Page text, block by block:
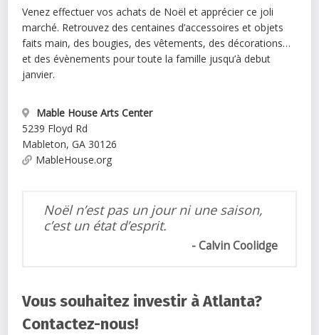
Venez effectuer vos achats de Noël et apprécier ce joli
marché. Retrouvez des centaines d’accessoires et objets
faits main, des bougies, des vêtements, des décorations…
et des évènements pour toute la famille jusqu’à debut
janvier.
Mable House Arts Center
5239 Floyd Rd
Mableton, GA 30126
MableHouse.org
Noël n’est pas un jour ni une saison,
c’est un état d’esprit.
Calvin Coolidge
Vous souhaitez investir à Atlanta?
Contactez-nous!